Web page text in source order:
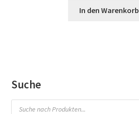
In den Warenkorb
Suche
Products
search